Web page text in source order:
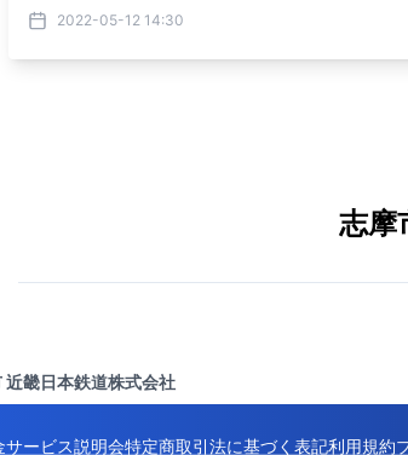
2022-05-12 14:30
志摩
近畿日本鉄道株式会社
サービス説明会特定商取引法に基づく表記利用規約